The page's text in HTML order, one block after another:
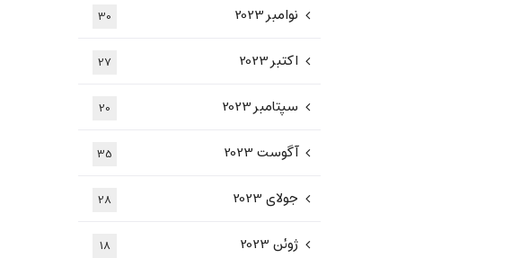
نوامبر 2023 30
اکتبر 2023 27
سپتامبر 2023 20
آگوست 2023 35
جولای 2023 28
ژوئن 2023 18